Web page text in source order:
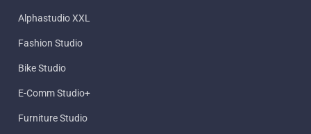
Alphastudio XXL
Fashion Studio
Bike Studio
E-Comm Studio+
Furniture Studio